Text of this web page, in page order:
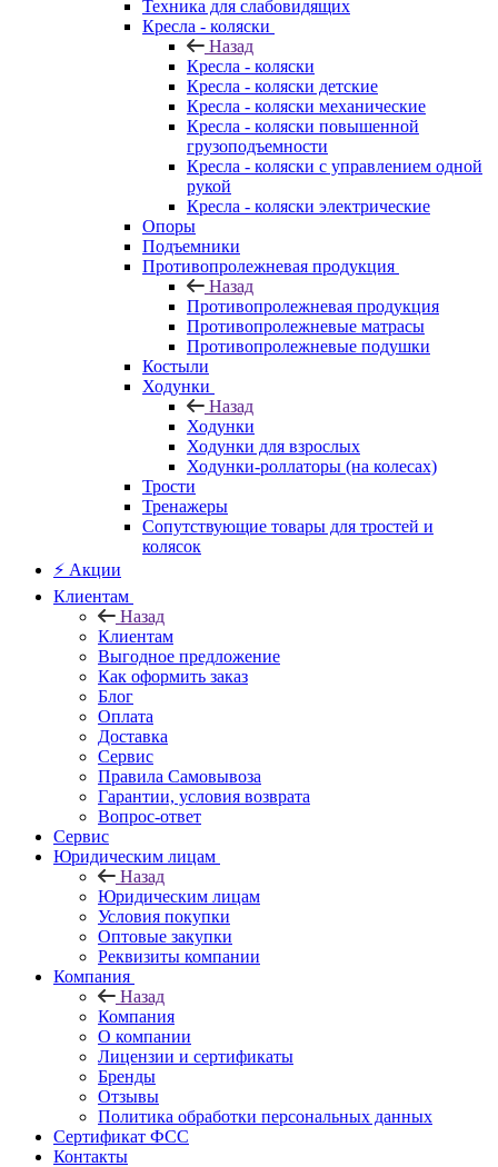
Техника для слабовидящих
Кресла - коляски
Назад
Кресла - коляски
Кресла - коляски детские
Кресла - коляски механические
Кресла - коляски повышенной
грузоподъемности
Кресла - коляски с управлением одной
рукой
Кресла - коляски электрические
Опоры
Подъемники
Противопролежневая продукция
Назад
Противопролежневая продукция
Противопролежневые матрасы
Противопролежневые подушки
Костыли
Ходунки
Назад
Ходунки
Ходунки для взрослых
Ходунки-роллаторы (на колесах)
Трости
Тренажеры
Сопутствующие товары для тростей и
колясок
⚡ Акции
Клиентам
Назад
Клиентам
Выгодное предложение
Как оформить заказ
Блог
Оплата
Доставка
Сервис
Правила Самовывоза
Гарантии, условия возврата
Вопрос-ответ
Сервис
Юридическим лицам
Назад
Юридическим лицам
Условия покупки
Оптовые закупки
Реквизиты компании
Компания
Назад
Компания
О компании
Лицензии и сертификаты
Бренды
Отзывы
Политика обработки персональных данных
Сертификат ФСС
Контакты